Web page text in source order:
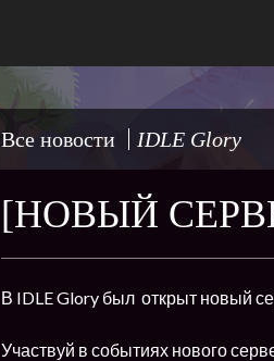
Все новости IDLE Glory
[НОВЫЙ
В IDLE Glory был открыт новый
Участвуй в событиях нового